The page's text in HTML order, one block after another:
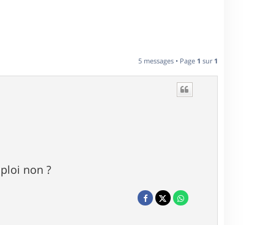
5 messages • Page 1 sur 1
non ?